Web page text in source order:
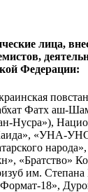
лица,
Федерации:
Фатх аш-
Нусра»),
«УНА-
«Братство»
им.
18»,